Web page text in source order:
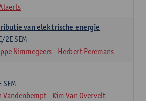
van elektrische energie
2E SEM
Nimmegeers Herbert Peremans
SEM
Vandenbempt Kim Van Overvelt